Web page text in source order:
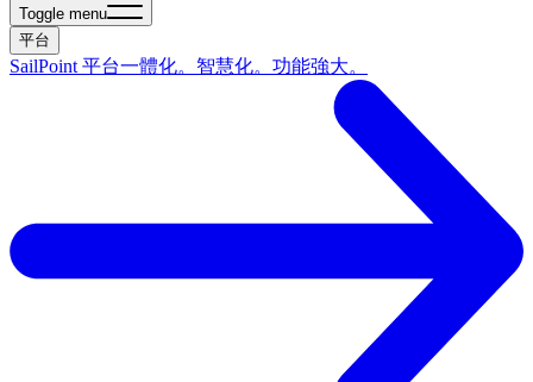
Toggle menu
平台
SailPoint 平台一體化。智慧化。功能強大。